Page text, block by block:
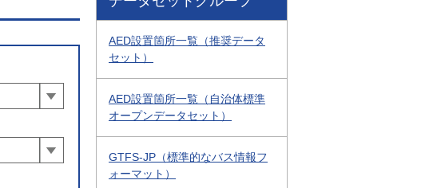
AED設置箇所一覧（推奨データ
セット）
AED設置箇所一覧（自治体標準
オープンデータセット）
GTFS-JP（標準的なバス情報フ
ォーマット）